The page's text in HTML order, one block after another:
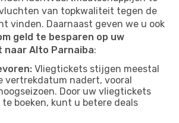
van topkwaliteit tegen de
vinden. Daarnaast geven we u ook
geld te besparen op uw
naar Alto Parnaiba:
Vliegtickets stijgen meestal
vertrekdatum nadert, vooral
Door uw vliegtickets
boeken, kunt u betere deals